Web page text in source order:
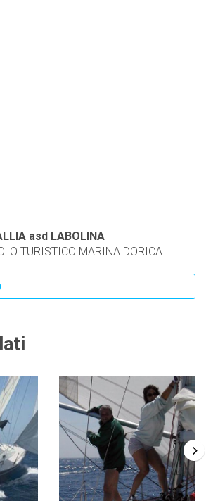
asd LABOLINA
TURISTICO MARINA DORICA